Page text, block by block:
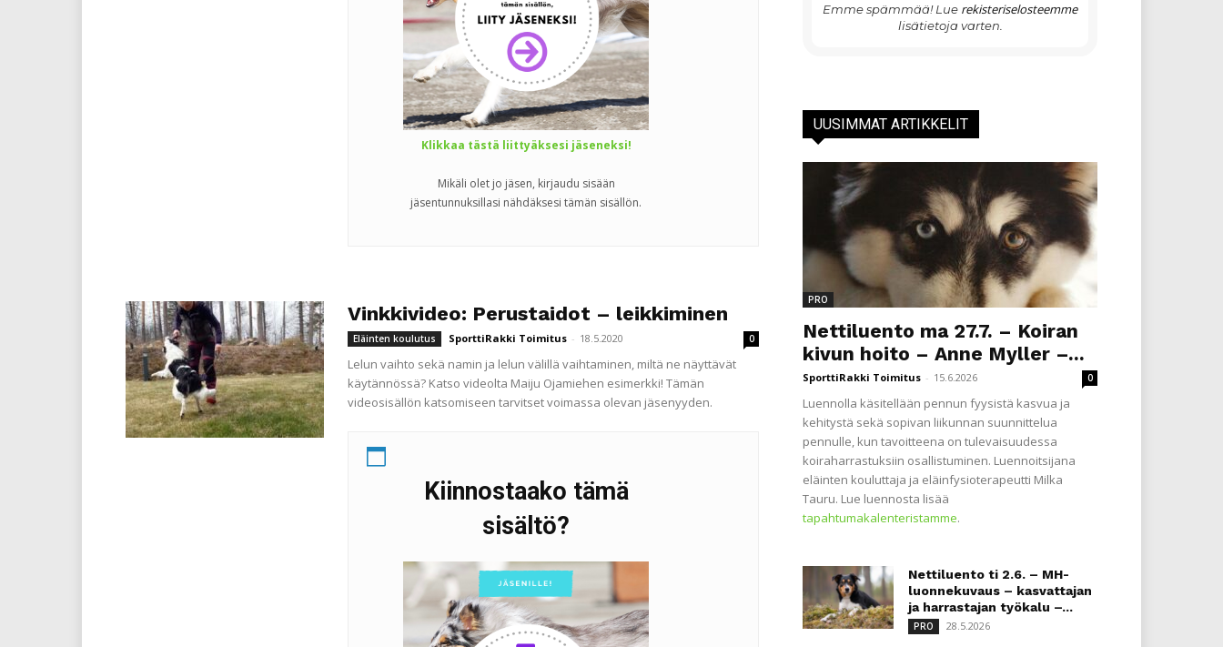
Klikkaa tästä liittyäksesi jäseneksi!
Mikäli olet jo jäsen, kirjaudu sisään
jäsentunnuksillasi nähdäksesi tämän sisällön.
Vinkkivideo: Perustaidot – leikkiminen
Eläinten koulutus SporttiRakki Toimitus - 18.5.2020 0
Lelun vaihto sekä namin ja lelun välillä vaihtaminen, miltä ne näyttävät
käytännössä? Katso videolta Maiju Ojamiehen esimerkki! Tämän
videosisällön katsomiseen tarvitset voimassa olevan jäsenyyden.
Kiinnostaako tämä
sisältö?
Emme spämmää! Lue rekisteriselosteemme
lisätietoja varten.
UUSIMMAT ARTIKKELIT
PRO
Nettiluento ma 27.7. – Koiran
kivun hoito – Anne Myller –...
SporttiRakki Toimitus - 15.6.2026 0
Luennolla käsitellään pennun fyysistä kasvua ja
kehitystä sekä sopivan liikunnan suunnittelua
pennulle, kun tavoitteena on tulevaisuudessa
koiraharrastuksiin osallistuminen. Luennoitsijana
eläinten kouluttaja ja eläinfysioterapeutti Milka
Tauru. Lue luennosta lisää
tapahtumakalenteristamme.
Nettiluento ti 2.6. – MH-
luonnekuvaus – kasvattajan
ja harrastajan työkalu –...
PRO 28.5.2026